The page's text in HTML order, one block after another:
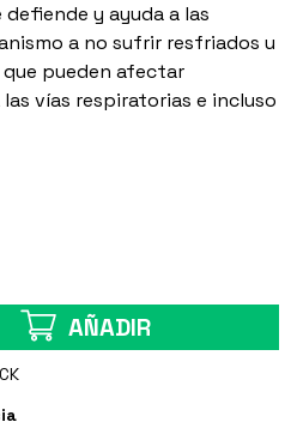
y ayuda a las
a no sufrir resfriados u
pueden afectar
vías respiratorias e incluso
AÑADIR